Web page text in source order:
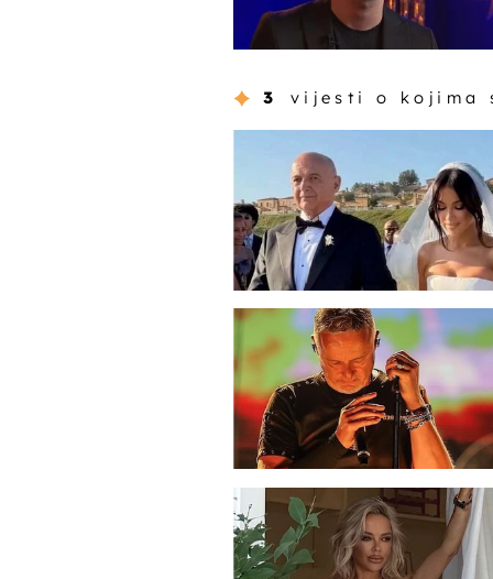
3 vijesti o kojima